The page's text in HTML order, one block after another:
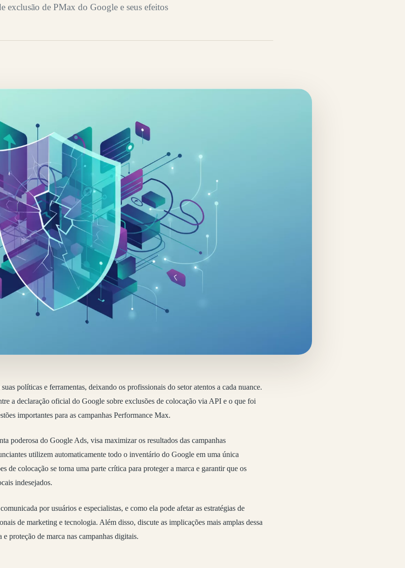
exclusão de PMax do Google e seus efeitos
políticas e ferramentas, deixando os profissionais do setor atentos a cada nuance.
a declaração oficial do Google sobre exclusões de colocação via API e o que foi
importantes para as campanhas Performance Max.
poderosa do Google Ads, visa maximizar os resultados das campanhas
utilizem automaticamente todo o inventário do Google em uma única
de colocação se torna uma parte crítica para proteger a marca e garantir que os
indesejados.
por usuários e especialistas, e como ela pode afetar as estratégias de
de marketing e tecnologia. Além disso, discute as implicações mais amplas dessa
proteção de marca nas campanhas digitais.